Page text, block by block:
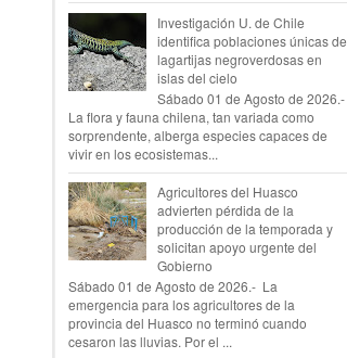
Investigación U. de Chile
identifica poblaciones únicas de
lagartijas negroverdosas en
islas del cielo
Sábado 01 de Agosto de 2026.-
La flora y fauna chilena, tan variada como
sorprendente, alberga especies capaces de
vivir en los ecosistemas...
Agricultores del Huasco
advierten pérdida de la
producción de la temporada y
solicitan apoyo urgente del
Gobierno
Sábado 01 de Agosto de 2026.- La
emergencia para los agricultores de la
provincia del Huasco no terminó cuando
cesaron las lluvias. Por el ...